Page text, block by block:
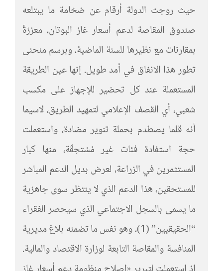
حيث روجت الدولة أرقام عن ضخامة ما يبتلعه
صندوق المقاصة لدعم أسعار غاز البوتان، معززةً
بمقارنات مع نظيرها للسنة الماضية، وبرسم منحنى
تطور هذا الانفاق في أمد طويل. إنها عين الطريقة
المستعملة عند كل تحضير للإجهاز على مكسب
شعبي، أي القصف الإعلامي لتمهيد الطريق، لاسيما
أنه قلما يصطدم بحملة تنوير مضادة، واستعملت
حجة استفادة فئات غير مُسْتحِقّة، منها كبار
المستثمرين في الزراعة، لعرض بديل الدعم المباشر
للمستحقين، هذا الدعم الذي لا ينتظر سوى جاهزية
ما يسمى بالسجل الاجتماعي الذي سيحصر الفقراء
“الحقيقيين” (1)، وهو نفس ما تضمنه بلاغ مديرية
المنافسة والمقاصة التابعة لوزارة الاقتصاد والمالية.